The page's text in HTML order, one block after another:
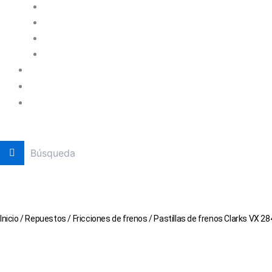
Inicio/ Repuestos/ Fricciones de frenos/ Pastillas de frenos Clarks VX